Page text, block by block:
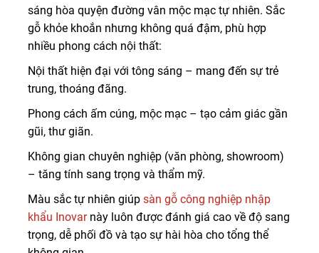
sáng hòa quyện đường vân mộc mạc tự nhiên. Sắc
gỗ khỏe khoắn nhưng không quá đậm, phù hợp
nhiều phong cách nội thất:
Nội thất hiện đại với tông sáng – mang đến sự trẻ
trung, thoáng đãng.
Phong cách ấm cúng, mộc mạc – tạo cảm giác gần
gũi, thư giãn.
Không gian chuyên nghiệp (văn phòng, showroom)
– tăng tính sang trọng và thẩm mỹ.
Màu sắc tự nhiên giúp sàn gỗ công nghiệp nhập
khẩu Inovarnày luôn được đánh giá cao về độ sang
trọng, dễ phối đồ và tạo sự hài hòa cho tổng thể